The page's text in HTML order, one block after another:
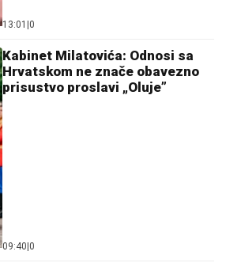
13:01 0
Kabinet Milatovića: Odnosi sa
Hrvatskom ne znače obavezno
prisustvo proslavi „Oluje”
09:40 0